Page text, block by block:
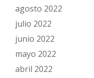
agosto 2022
julio 2022
junio 2022
mayo 2022
abril 2022